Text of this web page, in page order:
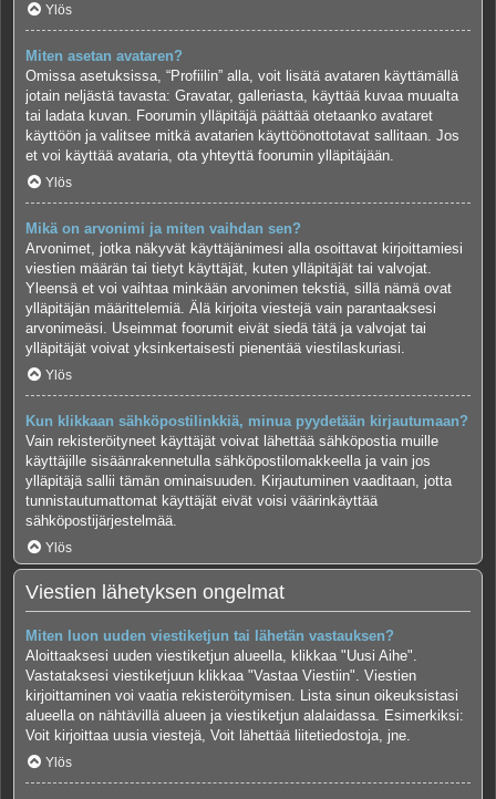
Ylös
Miten asetan avataren?
Omissa asetuksissa, “Profiilin” alla, voit lisätä avataren käyttämällä
jotain neljästä tavasta: Gravatar, galleriasta, käyttää kuvaa muualta
tai ladata kuvan. Foorumin ylläpitäjä päättää otetaanko avataret
käyttöön ja valitsee mitkä avatarien käyttöönottotavat sallitaan. Jos
et voi käyttää avataria, ota yhteyttä foorumin ylläpitäjään.
Ylös
Mikä on arvonimi ja miten vaihdan sen?
Arvonimet, jotka näkyvät käyttäjänimesi alla osoittavat kirjoittamiesi
viestien määrän tai tietyt käyttäjät, kuten ylläpitäjät tai valvojat.
Yleensä et voi vaihtaa minkään arvonimen tekstiä, sillä nämä ovat
ylläpitäjän määrittelemiä. Älä kirjoita viestejä vain parantaaksesi
arvonimeäsi. Useimmat foorumit eivät siedä tätä ja valvojat tai
ylläpitäjät voivat yksinkertaisesti pienentää viestilaskuriasi.
Ylös
Kun klikkaan sähköpostilinkkiä, minua pyydetään kirjautumaan?
Vain rekisteröityneet käyttäjät voivat lähettää sähköpostia muille
käyttäjille sisäänrakennetulla sähköpostilomakkeella ja vain jos
ylläpitäjä sallii tämän ominaisuuden. Kirjautuminen vaaditaan, jotta
tunnistautumattomat käyttäjät eivät voisi väärinkäyttää
sähköpostijärjestelmää.
Ylös
Viestien lähetyksen ongelmat
Miten luon uuden viestiketjun tai lähetän vastauksen?
Aloittaaksesi uuden viestiketjun alueella, klikkaa "Uusi Aihe".
Vastataksesi viestiketjuun klikkaa "Vastaa Viestiin". Viestien
kirjoittaminen voi vaatia rekisteröitymisen. Lista sinun oikeuksistasi
alueella on nähtävillä alueen ja viestiketjun alalaidassa. Esimerkiksi:
Voit kirjoittaa uusia viestejä, Voit lähettää liitetiedostoja, jne.
Ylös